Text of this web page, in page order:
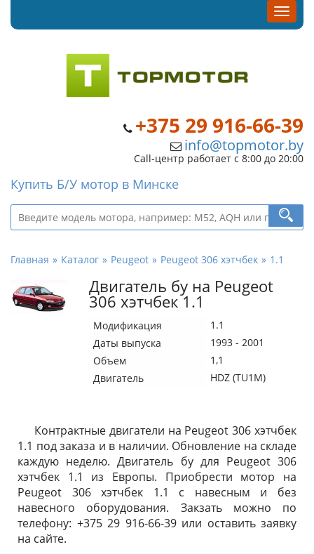
+375 29 916-66-39
info@topmotor.by
Call-центр работает с 8:00 до 20:00
Купить Б/У мотор в Минске
Главная Каталог Peugeot Peugeot 306 хэтчбек 1.1
Двигатель бу на Peugeot
306 хэтчбек 1.1
Модификация
1.1
Даты выпуска
1993 - 2001
Объем
1,1
Двигатель
HDZ (TU1M)
Контрактные двигатели на Peugeot 306 хэтчбек
1.1 под заказа и в наличии. Обновление на складе
каждую неделю. Двигатель бу для Peugeot 306
хэтчбек 1.1 из Европы. Приобрести мотор на
Peugeot 306 хэтчбек 1.1 с навесным и без
навесного оборудования. Закзать можно по
телефону: +375 29 916-66-39 или оставить заявку
на сайте.